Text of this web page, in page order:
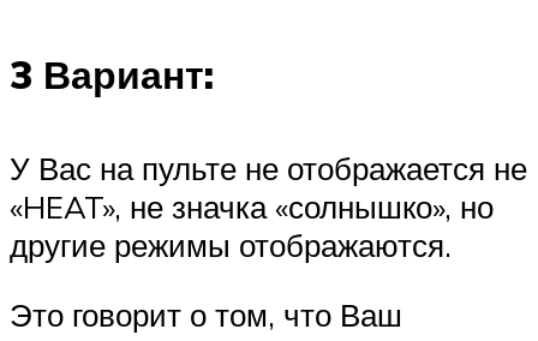
3 Вариант:
У Вас на пульте не отображается не
«HEAT», не значка «солнышко», но
другие режимы отображаются.
Это говорит о том, что Ваш